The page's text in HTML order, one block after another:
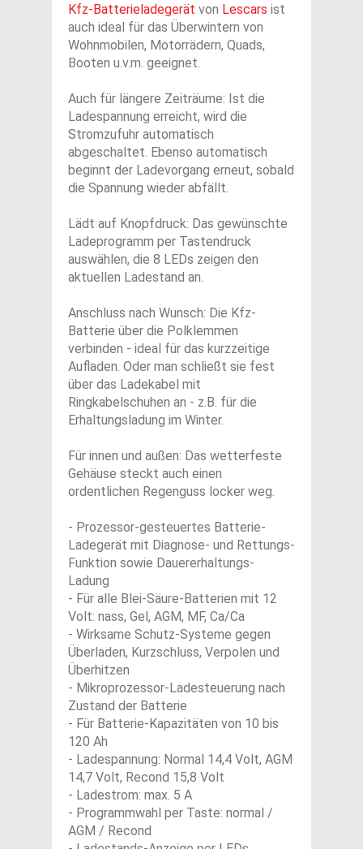
Kfz-Batterieladegerät von Lescars ist
auch ideal für das Überwintern von
Wohnmobilen, Motorrädern, Quads,
Booten u.v.m. geeignet.
Auch für längere Zeiträume: Ist die
Ladespannung erreicht, wird die
Stromzufuhr automatisch
abgeschaltet. Ebenso automatisch
beginnt der Ladevorgang erneut, sobald
die Spannung wieder abfällt.
Lädt auf Knopfdruck: Das gewünschte
Ladeprogramm per Tastendruck
auswählen, die 8 LEDs zeigen den
aktuellen Ladestand an.
Anschluss nach Wunsch: Die Kfz-
Batterie über die Polklemmen
verbinden - ideal für das kurzzeitige
Aufladen. Oder man schließt sie fest
über das Ladekabel mit
Ringkabelschuhen an - z.B. für die
Erhaltungsladung im Winter.
Für innen und außen: Das wetterfeste
Gehäuse steckt auch einen
ordentlichen Regenguss locker weg.
- Prozessor-gesteuertes Batterie-
Ladegerät mit Diagnose- und Rettungs-
Funktion sowie Dauererhaltungs-
Ladung
- Für alle Blei-Säure-Batterien mit 12
Volt: nass, Gel, AGM, MF, Ca/Ca
- Wirksame Schutz-Systeme gegen
Überladen, Kurzschluss, Verpolen und
Überhitzen
- Mikroprozessor-Ladesteuerung nach
Zustand der Batterie
- Für Batterie-Kapazitäten von 10 bis
120 Ah
- Ladespannung: Normal 14,4 Volt, AGM
14,7 Volt, Recond 15,8 Volt
- Ladestrom: max. 5 A
- Programmwahl per Taste: normal /
AGM / Recond